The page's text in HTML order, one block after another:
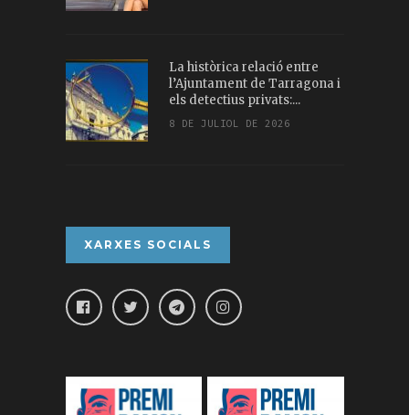
La històrica relació entre
l’Ajuntament de Tarragona i
els detectius privats:...
8 DE JULIOL DE 2026
XARXES SOCIALS